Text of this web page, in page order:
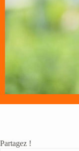
Partagez !